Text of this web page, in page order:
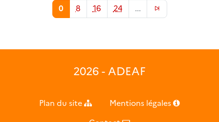
0 8 16 24 ...
2026 - ADEAF
Plan du site Mentions légales